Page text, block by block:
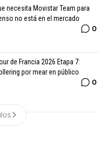
necesita Movistar Team para
no está en el mercado
0
de Francia 2026 Etapa 7:
por mear en público
0